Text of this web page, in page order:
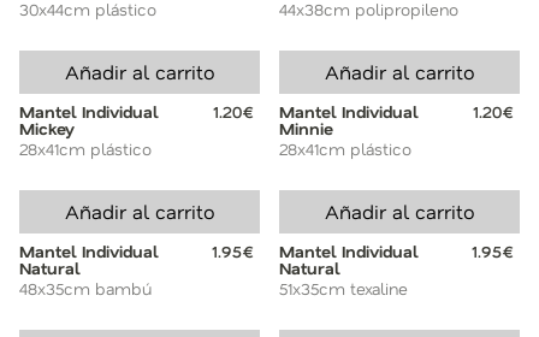
30x44cm plástico 44x38cm polipropileno
Añadir al carrito
Mantel Individual
Mickey
1.20€
28x41cm plástico
Añadir al carrito
Mantel Individual
Minnie
1.20€
28x41cm plástico
Añadir al carrito
Mantel Individual
Natural
1.95€
48x35cm bambú
Añadir al carrito
Mantel Individual
Natural
1.95€
51x35cm texaline